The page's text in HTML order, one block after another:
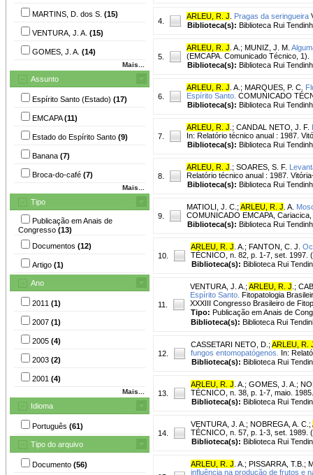
MARTINS, D. dos S. (15)
VENTURA, J. A. (15)
GOMES, J. A. (14)
Mais...
Assunto
Espírito Santo (Estado) (17)
EMCAPA(11)
Estado do Espírito Santo (9)
Banana (7)
Broca-do-café (7)
Mais...
Tipo
Publicação em Anais de
Congresso (13)
Documentos (12)
Artigo (1)
Ano
2011 (1)
2007 (1)
2005 (4)
2003 (2)
2001 (4)
Mais...
Idioma
Português (61)
Tipo do arquivo
Documento (56)
4.
ARLEU, R. J Pragas da seringueira
Biblioteca(s): Biblioteca Rui
5.
ARLEU, R. J . A. ; MUNIZ, J. M.
(EMCAPA. Comunicado Técnico, 1).
Biblioteca(s): Biblioteca Rui
6.
ARLEU, R. J . A. ; MARQUES, P. C.
Espírito Santo. COMUNICADO
Biblioteca(s): Biblioteca Rui
7.
ARLEU, R. J ; CANDAL NETO, J. F.
In: Relatório técnico anual : 1987.
Biblioteca(s): Biblioteca Rui
8.
ARLEU, R. J ; SOARES, S. F.
Relatório técnico anual : 1987.
Biblioteca(s): Biblioteca Rui
9.
MATIOLI, J. C. ; ARLEU, R. J . A.
COMUNICADO EMCAPA,
Biblioteca(s): Biblioteca Rui
10.
ARLEU, R. J . A. ; FANTON, C. J.
TÉCNICO, n. 82, p. 1-7, set. 1997.
Biblioteca(s): Biblioteca Rui
11.
VENTURA, J. A. ; ARLEU, R. J ;
Espírito Santo. Fitopatologia
XXXIII Congresso Brasileiro de
Tipo: Publicação em Anais de
Biblioteca(s): Biblioteca Rui
12.
CASSETARI NETO, D. ; ARLEU, R.
fungos entomopatógenos.
In:
Biblioteca(s): Biblioteca Rui
13.
ARLEU, R. J . A. ; GOMES, J. A. ;
TÉCNICO, n. 38, p. 1-7, maio.
Biblioteca(s): Biblioteca Rui
14.
VENTURA, J. A. ; NOBREGA, A. C. ;
TÉCNICO, n. 57, p. 1-3, set. 1989.
Biblioteca(s): Biblioteca Rui
ARLEU, R. J . A. ; PISSARRA, T.B. ;
influência na produção de frutos e